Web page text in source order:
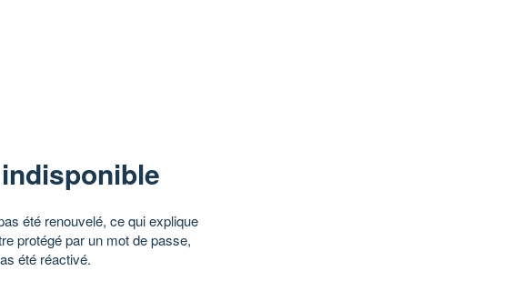
été renouvelé, ce qui explique
protégé par un mot de passe,
été réactivé.